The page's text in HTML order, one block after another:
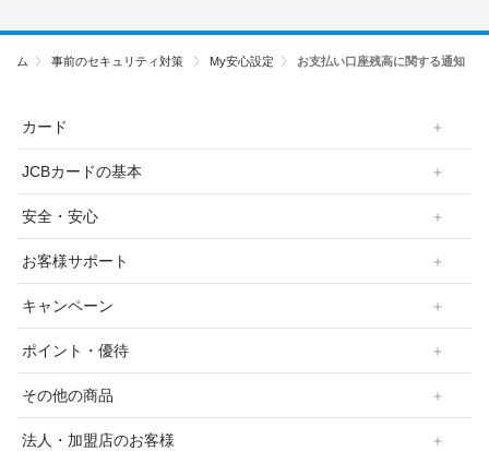
ーム 事前のセキュリティ対策 My安心設定 お支払い口座残高に関する通知
カード
JCBカードの基本
安全・安心
お客様サポート
キャンペーン
ポイント・優待
その他の商品
法人・加盟店のお客様